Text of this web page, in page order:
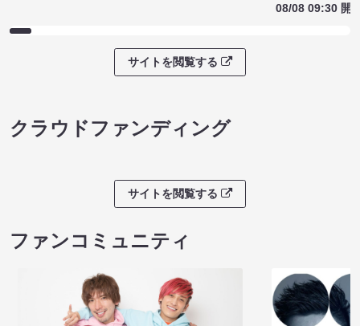
08/08 09:30 開
サイトを閲覧する
クラウドファンディング
サイトを閲覧する
ファンコミュニティ